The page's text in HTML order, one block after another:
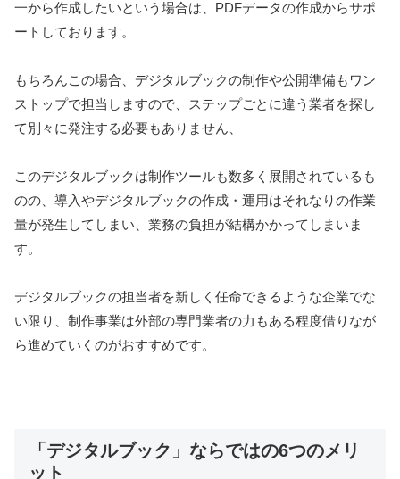
一から作成したいという場合は、PDFデータの作成からサポ
ートしております。
もちろんこの場合、デジタルブックの制作や公開準備もワン
ストップで担当しますので、ステップごとに違う業者を探し
て別々に発注する必要もありません、
このデジタルブックは制作ツールも数多く展開されているも
のの、導入やデジタルブックの作成・運用はそれなりの作業
量が発生してしまい、業務の負担が結構かかってしまいま
す。
デジタルブックの担当者を新しく任命できるような企業でな
い限り、制作事業は外部の専門業者の力もある程度借りなが
ら進めていくのがおすすめです。
「デジタルブック」ならではの6つのメリ
ット